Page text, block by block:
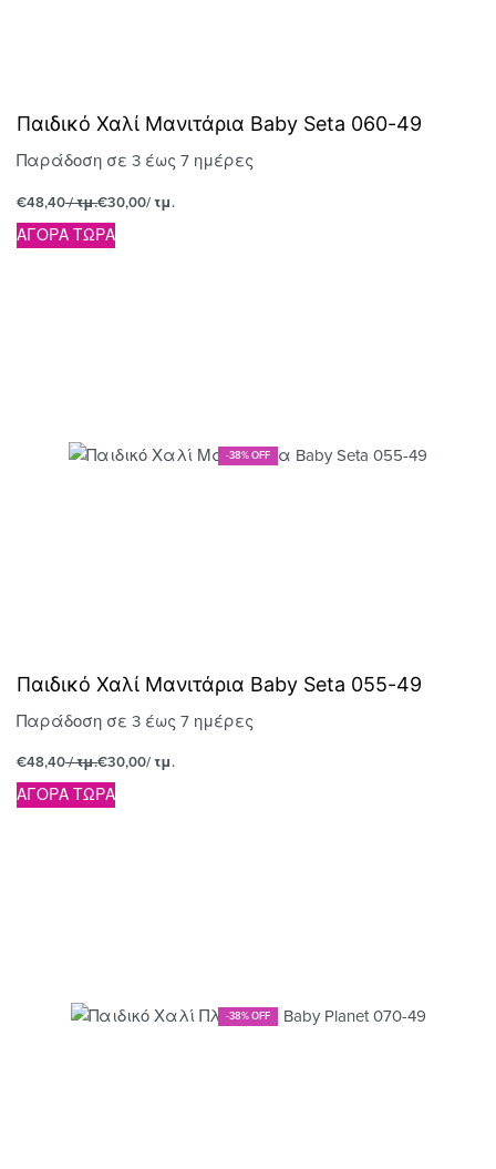
Παιδικό Χαλί Μανιτάρια Baby Seta 060-49
Παράδοση σε 3 έως 7 ημέρες
€48,40/ τμ.€30,00/ τμ.
ΑΓΟΡΑ ΤΩΡΑ
-38% OFF
Παιδικό Χαλί Μανιτάρια Baby Seta 055-49
Παράδοση σε 3 έως 7 ημέρες
€48,40/ τμ.€30,00/ τμ.
ΑΓΟΡΑ ΤΩΡΑ
-38% OFF